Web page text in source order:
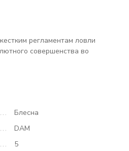
регламентам ловли
совершенства во
Блесна
DAM
5